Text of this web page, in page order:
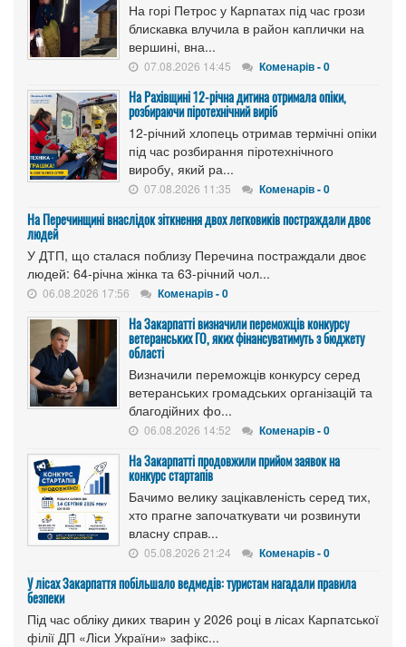
На горі Петрос у Карпатах під час грози
блискавка влучила в район каплички на
вершині, вна...
07.08.2026 14:45 Коменарів - 0
На Рахівщині 12-річна дитина отримала опіки,
розбираючи піротехнічний виріб
12-річний хлопець отримав термічні опіки
під час розбирання піротехнічного
виробу, який ра...
07.08.2026 11:35 Коменарів - 0
На Перечинщині внаслідок зіткнення двох легковиків постраждали двоє
людей
У ДТП, що сталася поблизу Перечина постраждали двоє
людей: 64-річна жінка та 63-річний чол...
06.08.2026 17:56 Коменарів - 0
На Закарпатті визначили переможців конкурсу
ветеранських ГО, яких фінансуватимуть з бюджету
області
Визначили переможців конкурсу серед
ветеранських громадських організацій та
благодійних фо...
06.08.2026 14:52 Коменарів - 0
На Закарпатті продовжили прийом заявок на
конкурс стартапів
Бачимо велику зацікавленість серед тих,
хто прагне започаткувати чи розвинути
власну справ...
05.08.2026 21:24 Коменарів - 0
У лісах Закарпаття побільшало ведмедів: туристам нагадали правила
безпеки
Під час обліку диких тварин у 2026 році в лісах Карпатської
філії ДП «Ліси України» зафікс...